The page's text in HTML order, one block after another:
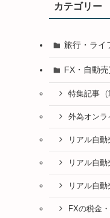
カテゴリー
旅行・ライ
FX・自動売
特集記事
外為オンラ
リアル自
リアル自
リアル自
FXの税金